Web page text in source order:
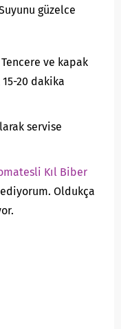
güzelce
ve kapak
20 dakika
servise
Kıl Biber
Oldukça